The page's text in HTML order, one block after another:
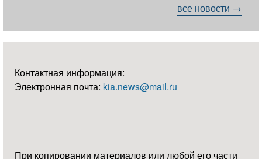
все новости →
Контактная информация:
Электронная почта: kia.news@mail.ru
При копировании материалов или любой его части